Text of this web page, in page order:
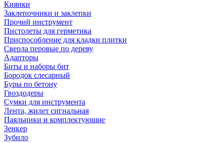
Киянки
Заклепочники и заклепки
Прочий инструмент
Пистолеты для герметика
Приспособление для кладки плитки
Сверла перовые по дереву
Адапторы
Биты и наборы бит
Бородок слесарный
Буры по бетону
Гвоздодеры
Сумки для инструмента
Лента, жилет сигнальная
Паяльники и комплектующие
Зенкер
Зубило